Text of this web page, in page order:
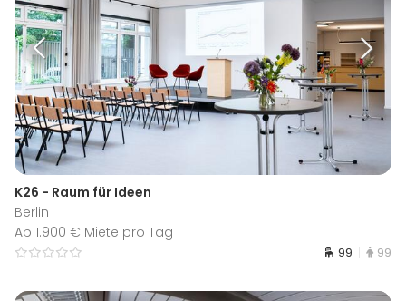
K26 - Raum für Ideen
Berlin
Ab 1.900 € Miete pro Tag
99 99